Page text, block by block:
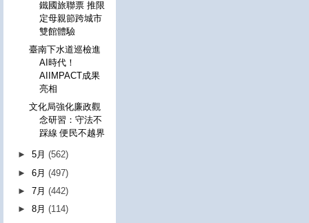
鐵國旅聯票 推限
定母親節跨城市
雙館體驗
臺南下水道巡檢進
AI時代！
AIIMPACT成果
亮相
文化局強化廉政觀
念研習：守法不
踩線 便民不越界
►5月(562)
►6月(497)
►7月(442)
►8月(114)